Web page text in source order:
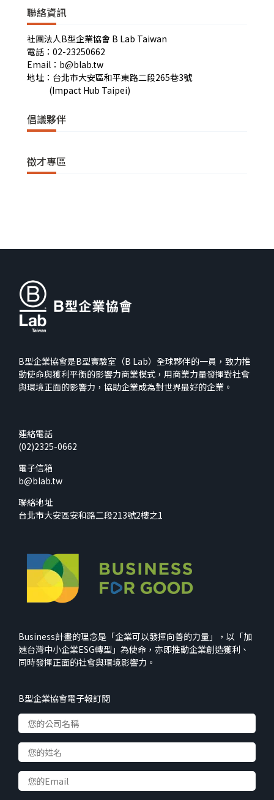
聯絡資訊
社團法人B型企業協會 B Lab Taiwan
電話：02-23250662
Email：b@blab.tw
地址：台北市大安區和平東路二段265巷3號
(Impact Hub Taipei)
倡議夥伴
徵才專區
B型企業協會是B型實驗室（B Lab）全球夥伴的一員，致力推
動使命與獲利平衡的影響力商業模式，用商業力量發揮對社會
與環境正面的影響力，協助企業成為對世界最好的企業。
連絡電話
(02)2325-0662
電子信箱
b@blab.tw
聯絡地址
台北市大安區安和路二段213號2樓之1
Business計畫的理念是「企業可以發揮向善的力量」，以「加
速台灣中小企業ESG轉型」為使命，亦即推動企業創造獲利、
同時發揮正面的社會與環境影響力。
B型企業協會電子報訂閱